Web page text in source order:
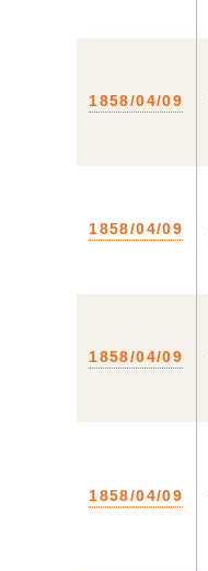
1858/04/09
1858/04/09
1858/04/09
1858/04/09